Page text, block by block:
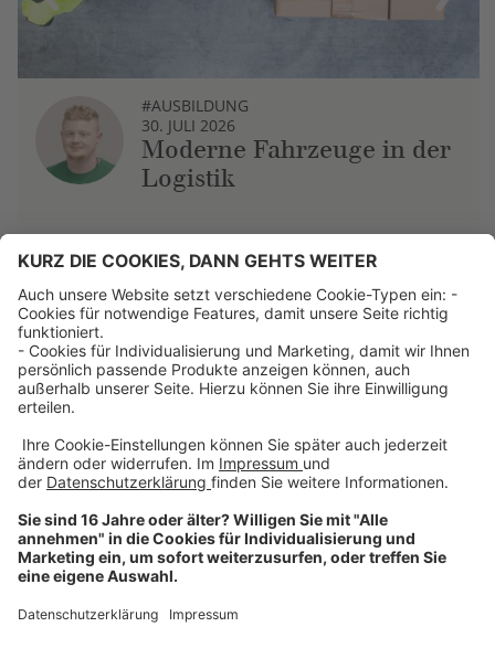
#AUSBILDUNG
30. JULI 2026
Moderne Fahrzeuge in der
Logistik
Über uns
Dehner Unternehmen
Jobs bei Dehner